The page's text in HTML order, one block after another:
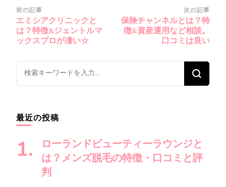
投
稿
ナ
ゲ
ー
ョ
ン
前の記事
エミシアクリニックと
は？特徴&ジェントルマ
ックスプロが凄い☆
次の記事
保険チャンネルとは？特
徴&資産運用など相談。
口コミは良い
な
に
お
探
し
で
最近の投稿
ローランドビューティーラウンジと
は？メンズ脱毛の特徴・口コミと評
判